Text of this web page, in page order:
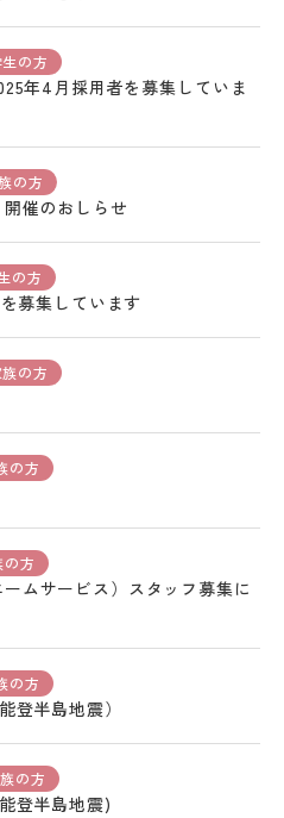
の方
年4月採用者を募集していま
の方
催のおしらせ
の方
募集しています
の方
の方
の方
ムサービス）スタッフ募集に
の方
登半島地震）
の方
登半島地震)